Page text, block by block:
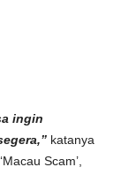
ingin
katanya
Scam’,